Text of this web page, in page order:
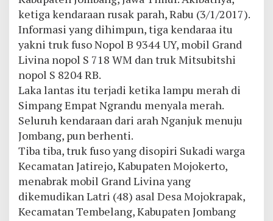
ketiga kendaraan rusak parah, Rabu (3/1/2017).
Informasi yang dihimpun, tiga kendaraa itu
yakni truk fuso Nopol B 9344 UY, mobil Grand
Livina nopol S 718 WM dan truk Mitsubitshi
nopol S 8204 RB.
Laka lantas itu terjadi ketika lampu merah di
Simpang Empat Ngrandu menyala merah.
Seluruh kendaraan dari arah Nganjuk menuju
Jombang, pun berhenti.
Tiba tiba, truk fuso yang disopiri Sukadi warga
Kecamatan Jatirejo, Kabupaten Mojokerto,
menabrak mobil Grand Livina yang
dikemudikan Latri (48) asal Desa Mojokrapak,
Kecamatan Tembelang, Kabupaten Jombang